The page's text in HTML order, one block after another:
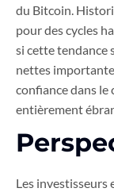
du Bitcoin.
pour des cycles
si cette tendance
nettes
confiance dans le
entièrement
Les